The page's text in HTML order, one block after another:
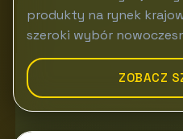
produkty na rynek
szeroki wybór
ZOBACZ